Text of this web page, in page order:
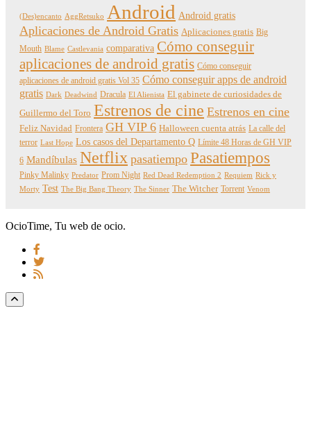
(Des)encanto AggRetsuko Android Android gratis
Aplicaciones de Android Gratis Aplicaciones gratis Big
Mouth Blame Castlevania comparativa Cómo conseguir
aplicaciones de android gratis Cómo conseguir
aplicaciones de android gratis Vol 35 Cómo conseguir apps de android
gratis Dark Deadwind Dracula El Alienista El gabinete de curiosidades de
Guillermo del Toro Estrenos de cine Estrenos en cine
Feliz Navidad Frontera GH VIP 6 Halloween cuenta atrás La calle del
terror Last Hope Los casos del Departamento Q Límite 48 Horas de GH VIP
6 Mandíbulas Netflix pasatiempo Pasatiempos
Pinky Malinky Predator Prom Night Red Dead Redemption 2 Requiem Rick y
Morty Test The Big Bang Theory The Sinner The Witcher Torrent Venom
OcioTime, Tu web de ocio.